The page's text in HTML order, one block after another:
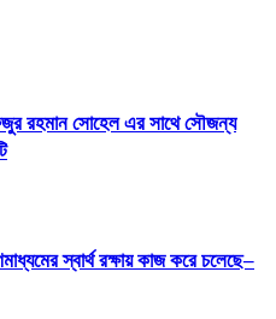
রহমান সোহেল এর সাথে সৌজন্য
স্বার্থ রক্ষায় কাজ করে চলেছে–